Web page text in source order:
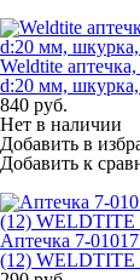
Weldtite
d:20 мм,
840 руб.
Нет в наличии
Добавить в
Добавить к
Аптечка 7-
(12) WELDTITE